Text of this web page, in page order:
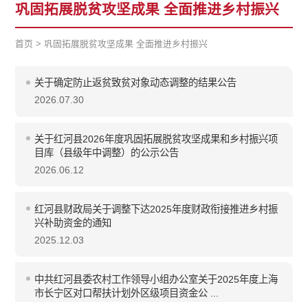
巩固拓展脱贫攻坚成果 全面推进乡村振兴
首页 >巩固拓展脱贫攻坚成果 全面推进乡村振兴
关于确定防止返贫致贫对象动态调整的结果公告
2026.07.30
关于红河县2026年度巩固拓展脱贫攻坚成果和乡村振兴项
目库（县级年中调整）的公示公告
2026.06.12
红河县财政局关于调整下达2025年度财政衔接推进乡村振
兴补助资金的通知
2025.12.03
中共红河县委农村工作领导小组办公室关于2025年度上海
市长宁区对口帮扶计划外区级项目资金公 ...